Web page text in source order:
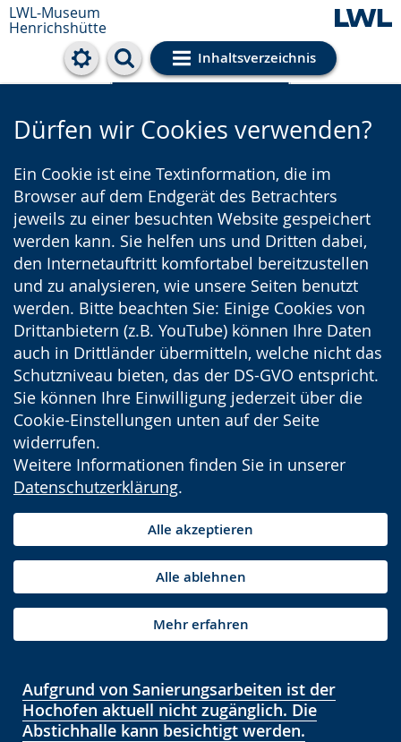
LWL-Museum
Henrichshütte
Inhaltsverzeichnis
Cookie-Einstellungen
Dürfen wir Cookies verwenden?
Ein Cookie ist eine Textinformation, die im
Browser auf dem Endgerät des Betrachters
jeweils zu einer besuchten Website gespeichert
werden kann. Sie helfen uns und Dritten dabei,
den Internetauftritt komfortabel bereitzustellen
und zu analysieren, wie unsere Seiten benutzt
werden. Bitte beachten Sie: Einige Cookies von
Drittanbietern (z.B. YouTube) können Ihre Daten
auch in Drittländer übermitteln, welche nicht das
Schutzniveau bieten, das der DS-GVO entspricht.
Sie können Ihre Einwilligung jederzeit über die
Cookie-Einstellungen unten auf der Seite
widerrufen.
Weitere Informationen finden Sie in unserer
Datenschutzerklärung.
Alle akzeptieren
Alle ablehnen
Mehr erfahren
Aufgrund von Sanierungsarbeiten ist der
Hochofen aktuell nicht zugänglich. Die
Abstichhalle kann besichtigt werden.